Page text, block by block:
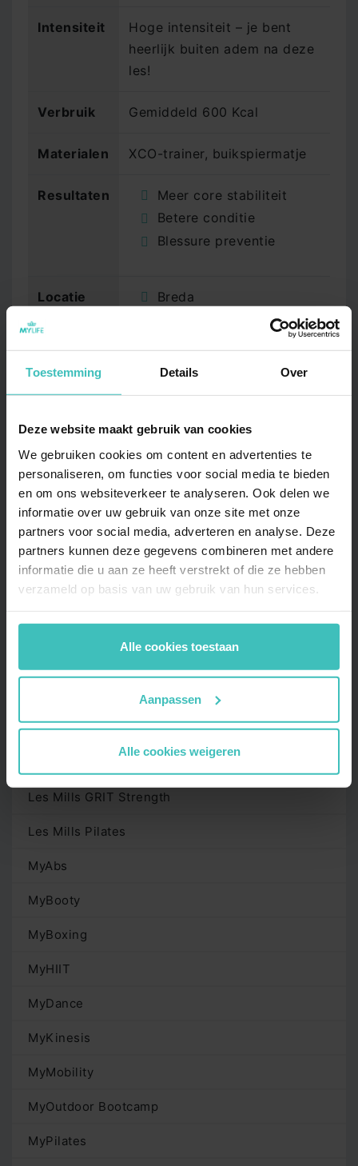
Toestemming Details Over
Deze website maakt gebruik van cookies
We gebruiken cookies om content en advertenties te
personaliseren, om functies voor social media te bieden
en om ons websiteverkeer te analyseren. Ook delen we
informatie over uw gebruik van onze site met onze
partners voor social media, adverteren en analyse. Deze
partners kunnen deze gegevens combineren met andere
informatie die u aan ze heeft verstrekt of die ze hebben
verzameld op basis van uw gebruik van hun services.
Alle cookies toestaan
Aanpassen
Alle cookies weigeren
Intensiteit
Hoge intensiteit – je bent
heerlijk buiten adem na deze
les!
Verbruik Gemiddeld 600 Kcal
Materialen XCO-trainer, buikspiermatje
Resultaten
Meer core stabiliteit
Betere conditie
Blessure preventie
Locatie
Breda
Hendrik-Ido-Ambacht
Wageningen
Heemskerk
Tilburg
MYLIFE LESSEN
BodyBalance
Functioneel Trainen
Les Mills GRIT Strength
Les Mills Pilates
MyAbs
MyBooty
MyBoxing
MyHIIT
MyDance
MyKinesis
MyMobility
MyOutdoor Bootcamp
MyPilates